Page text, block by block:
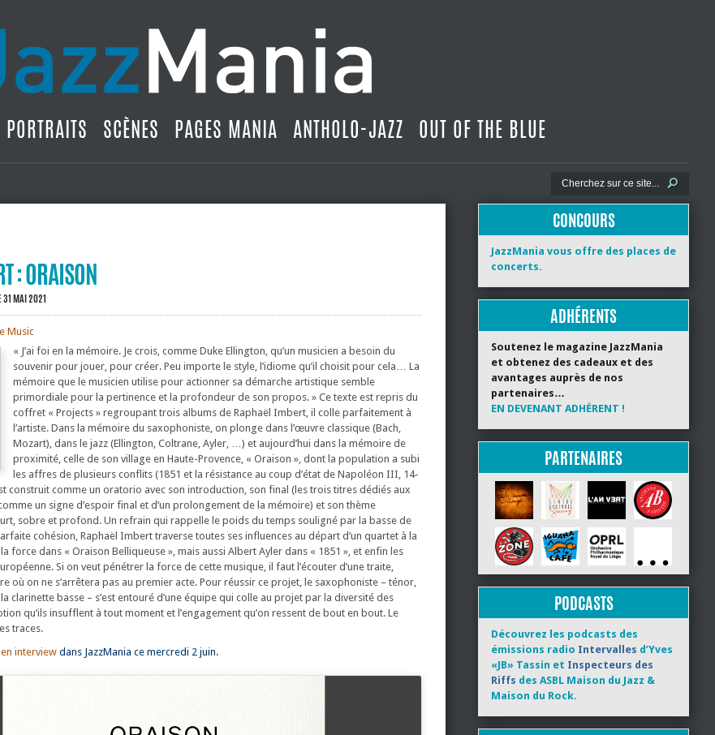
PORTRAITS SCÈNES PAGES MANIA ANTHOLO-JAZZ OUT OF THE BLUE
: ORAISON
31 MAI 2021
Music
« J’ai foi en la mémoire. Je crois, comme Duke Ellington, qu’un musicien a besoin du
souvenir pour jouer, pour créer. Peu importe le style, l’idiome qu’il choisit pour cela… La
mémoire que le musicien utilise pour actionner sa démarche artistique semble
primordiale pour la pertinence et la profondeur de son propos. » Ce texte est repris du
coffret « Projects » regroupant trois albums de Raphaël Imbert, il colle parfaitement à
l’artiste. Dans la mémoire du saxophoniste, on plonge dans l’œuvre classique (Bach,
Mozart), dans le jazz (Ellington, Coltrane, Ayler, …) et aujourd’hui dans la mémoire de
proximité, celle de son village en Haute-Provence, « Oraison », dont la population a subi
les affres de plusieurs conflits (1851 et la résistance au coup d’état de Napoléon III, 14-
construit comme un oratorio avec son introduction, son final (les trois titres dédiés aux
un signe d’espoir final et d’un prolongement de la mémoire) et son thème
sobre et profond. Un refrain qui rappelle le poids du temps souligné par la basse de
cohésion, Raphaël Imbert traverse toutes ses influences au départ d’un quartet à la
force dans « Oraison Belliqueuse », mais aussi Albert Ayler dans « 1851 », et enfin les
Si on veut pénétrer la force de cette musique, il faut l’écouter d’une traite,
où on ne s’arrêtera pas au premier acte. Pour réussir ce projet, le saxophoniste – ténor,
clarinette basse – s’est entouré d’une équipe qui colle au projet par la diversité des
qu’ils insufflent à tout moment et l’engagement qu’on ressent de bout en bout. Le
traces.
interview dans JazzMania ce mercredi 2 juin.
CONCOURS
JazzMania vous offre des places de
concerts.
ADHÉRENTS
Soutenez le magazine JazzMania
et obtenez des cadeaux et des
avantages auprès de nos
partenaires…
EN DEVENANT ADHÉRENT !
PARTENAIRES
PODCASTS
Découvrez les podcasts des
émissions radio Intervalles d’Yves
«JB» Tassin et Inspecteurs des
Riffs des ASBL Maison du Jazz &
Maison du Rock.